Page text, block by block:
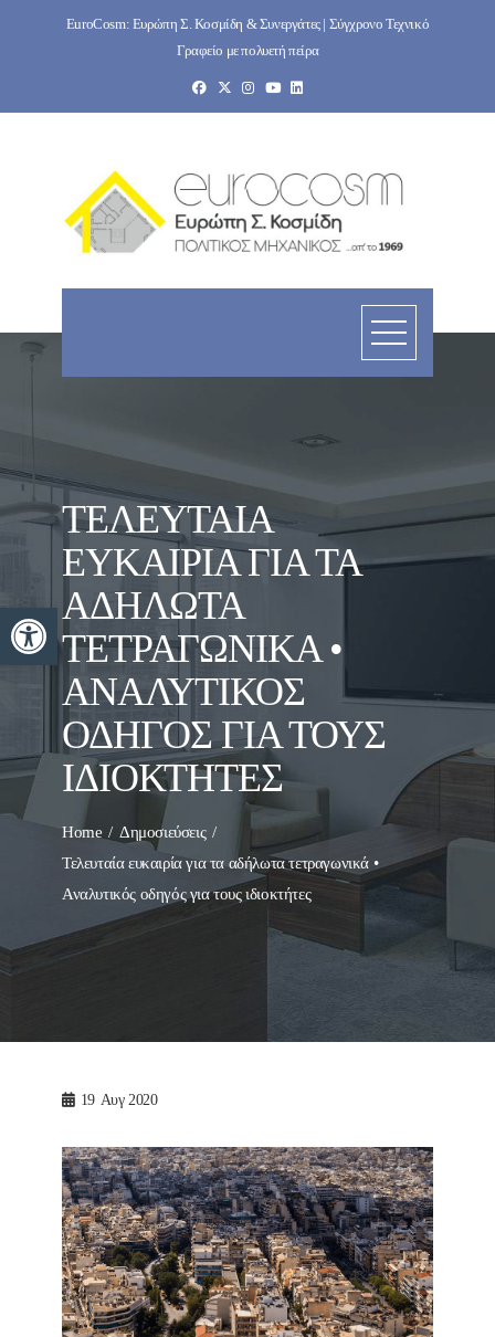
Ανοίξτε τη γραμμή εργαλείων
EuroCosm: Ευρώπη Σ. Κοσμίδη & Συνεργάτες | Σύγχρονο Τεχνικό
Γραφείο με πολυετή πείρα
ΤΕΛΕΥΤΑΊΑ
ΕΥΚΑΙΡΊΑ ΓΙΑ ΤΑ
ΑΔΉΛΩΤΑ
ΤΕΤΡΑΓΩΝΙΚΆ •
ΑΝΑΛΥΤΙΚΌΣ
ΟΔΗΓΌΣ ΓΙΑ ΤΟΥΣ
ΙΔΙΟΚΤΉΤΕΣ
Home
Δημοσιεύσεις
Τελευταία ευκαιρία για τα αδήλωτα τετραγωνικά •
Αναλυτικός οδηγός για τους ιδιοκτήτες
19 Αυγ 2020